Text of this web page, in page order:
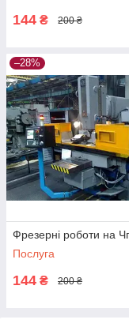
144 ₴ 200 ₴
–28%
Фрезерні роботи на
Послуга
144 ₴ 200 ₴